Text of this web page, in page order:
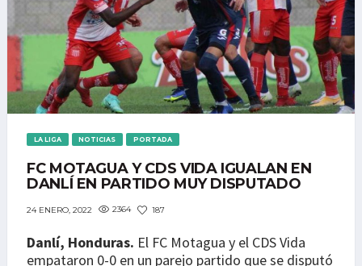
LA LIGA NOTICIAS PORTADA
FC MOTAGUA Y CDS VIDA IGUALAN EN
DANLÍ EN PARTIDO MUY DISPUTADO
24 ENERO, 2022 2364 187
Danlí, Honduras. El FC Motagua y el CDS Vida
empataron 0-0 en un parejo partido que se disputó